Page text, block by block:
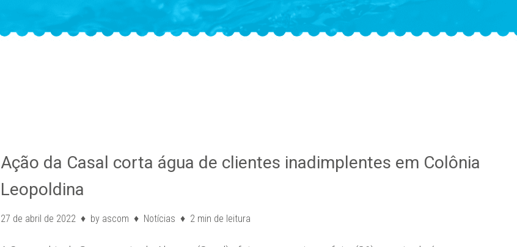
Ação da Casal corta água de clientes inadimplentes em Colônia
Leopoldina
27 de abril de 2022 by ascom Notícias 2 min de leitura